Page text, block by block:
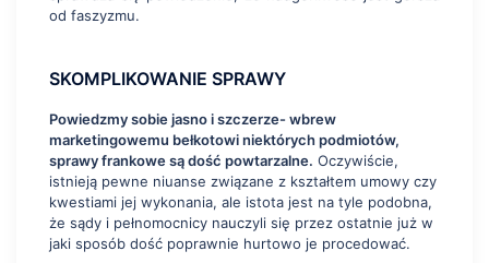
od faszyzmu.
SKOMPLIKOWANIE SPRAWY
Powiedzmy sobie jasno i szczerze- wbrew
marketingowemu bełkotowi niektórych podmiotów,
sprawy frankowe są dość powtarzalne. Oczywiście,
istnieją pewne niuanse związane z kształtem umowy czy
kwestiami jej wykonania, ale istota jest na tyle podobna,
że sądy i pełnomocnicy nauczyli się przez ostatnie już w
jaki sposób dość poprawnie hurtowo je procedować.